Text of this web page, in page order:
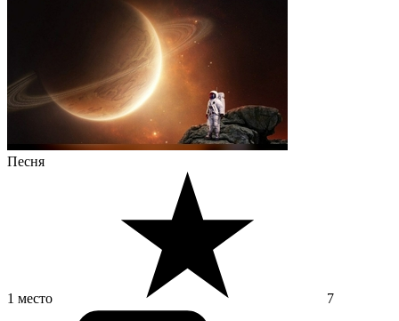
Песня
1 место 7